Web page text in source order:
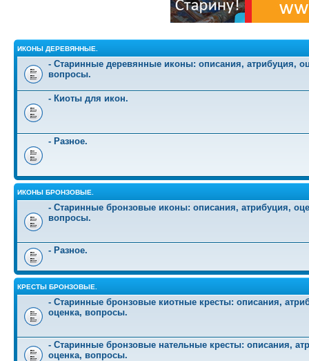
ИКОНЫ ДЕРЕВЯННЫЕ.
- Старинные деревянные иконы: описания, атрибуция,
вопросы.
- Киоты для икон.
- Разное.
ИКОНЫ БРОНЗОВЫЕ.
- Старинные бронзовые иконы: описания, атрибуция,
вопросы.
- Разное.
КРЕСТЫ БРОНЗОВЫЕ.
- Старинные бронзовые киотные кресты: описания,
оценка, вопросы.
- Старинные бронзовые нательные кресты: описания,
оценка, вопросы.